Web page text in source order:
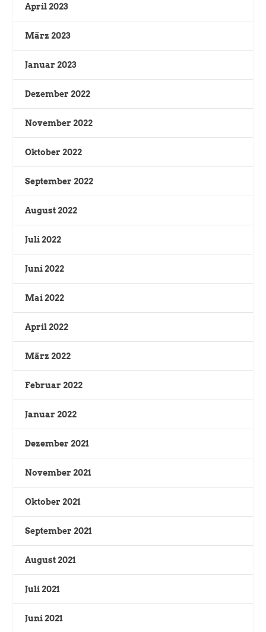
April 2023
März 2023
Januar 2023
Dezember 2022
November 2022
Oktober 2022
September 2022
August 2022
Juli 2022
Juni 2022
Mai 2022
April 2022
März 2022
Februar 2022
Januar 2022
Dezember 2021
November 2021
Oktober 2021
September 2021
August 2021
Juli 2021
Juni 2021